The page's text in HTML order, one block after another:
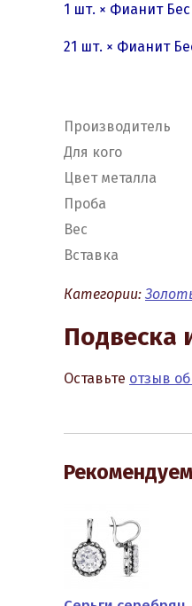
1 шт. × Фианит
21 шт. × Фианит
Производитель
Для кого
Цвет металла
Проба
Вес
Вставка
Категории:
Подвеска
Оставьте отзыв